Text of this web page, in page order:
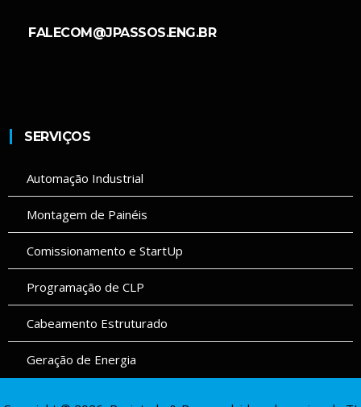
FALECOM@JPASSOS.ENG.BR
SERVIÇOS
Automação Industrial
Montagem de Painéis
Comissionamento e StartUp
Programação de CLP
Cabeamento Estruturado
Geração de Energia